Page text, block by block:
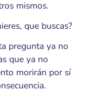
mismos.
que buscas?
pregunta ya no
que ya no
morirán por sí